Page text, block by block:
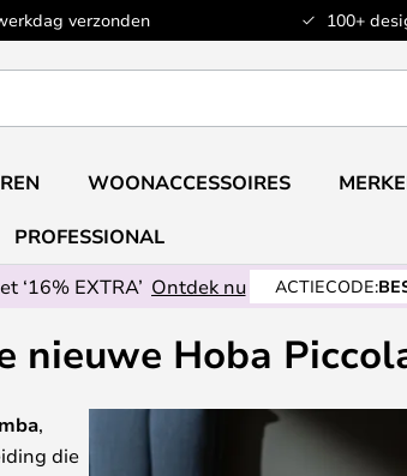
verzonden 100+
WOONACCESSOIRES
PROFESSIONAL
‘16% EXTRA’ Ontdek nu ACTIECODE:
nieuwe Hoba
,
die